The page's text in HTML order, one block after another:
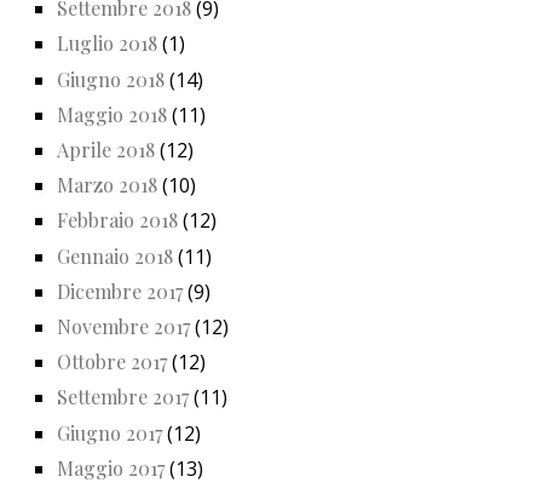
Settembre 2018(9)
Luglio 2018(1)
Giugno 2018(14)
Maggio 2018(11)
Aprile 2018(12)
Marzo 2018(10)
Febbraio 2018(12)
Gennaio 2018(11)
Dicembre 2017(9)
Novembre 2017(12)
Ottobre 2017(12)
Settembre 2017(11)
Giugno 2017(12)
Maggio 2017(13)